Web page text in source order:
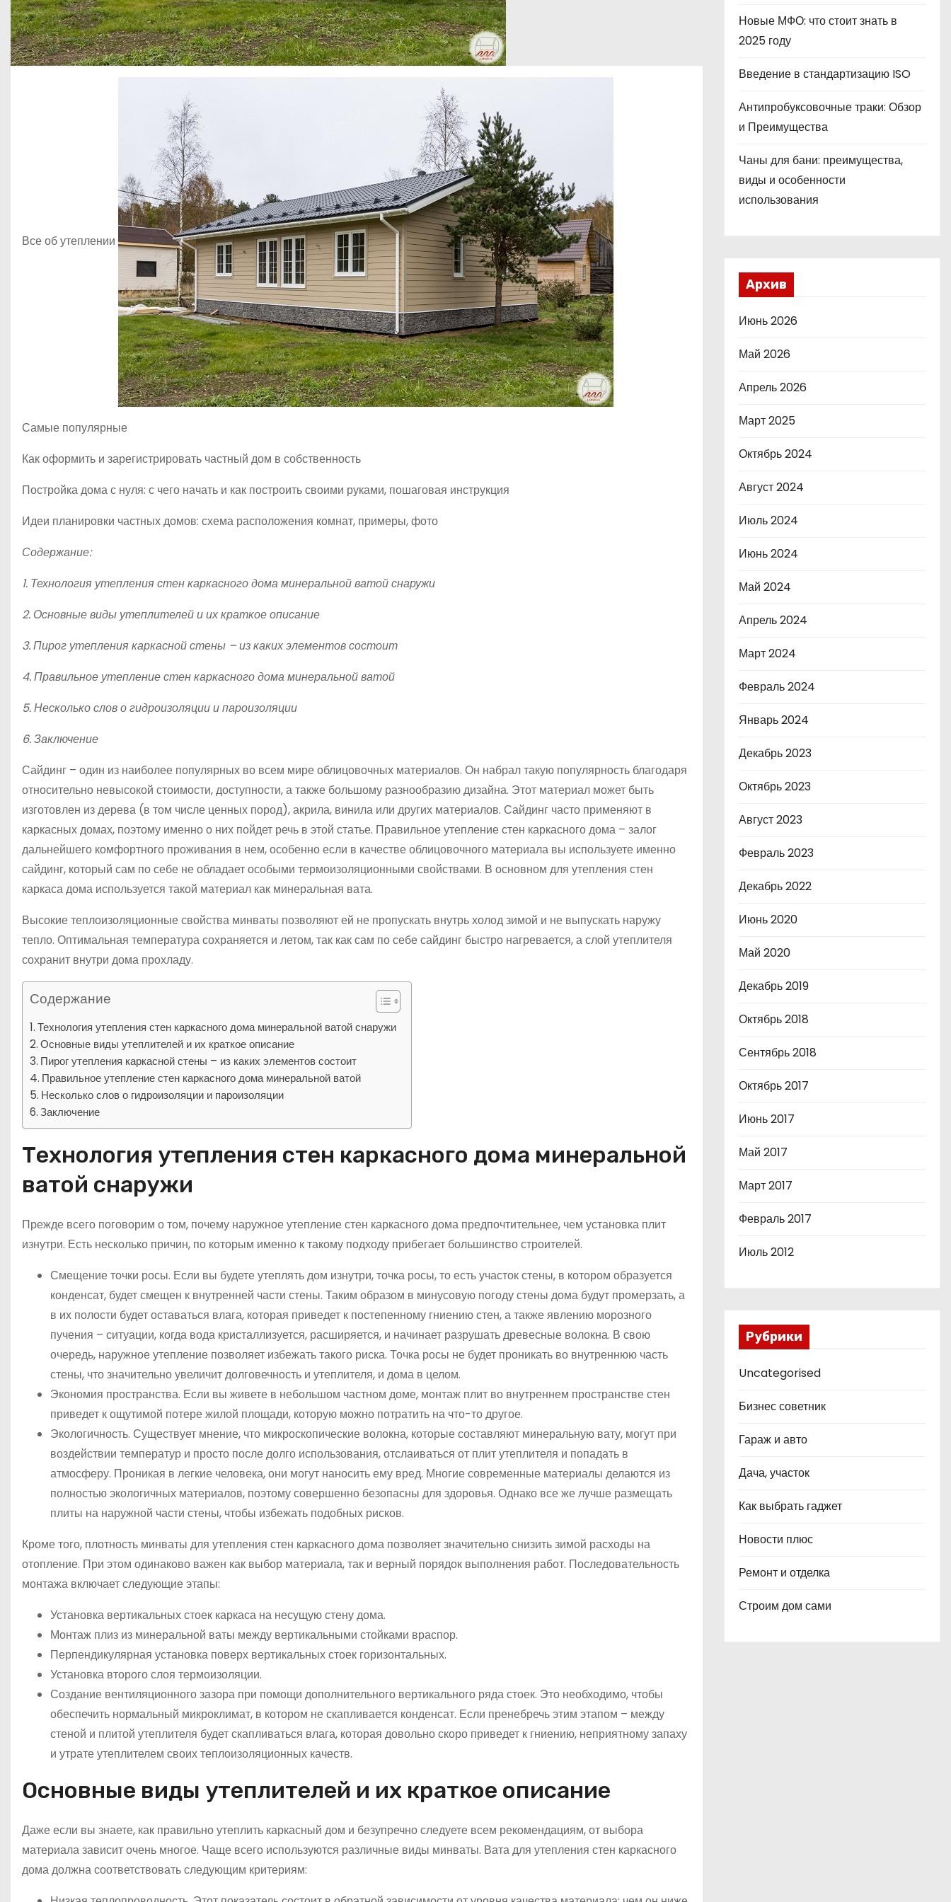
Все об утеплении
Самые популярные
Как оформить и зарегистрировать частный дом в собственность
Постройка дома с нуля: с чего начать и как построить своими руками, пошаговая инструкция
Идеи планировки частных домов: схема расположения комнат, примеры, фото
Содержание:
1. Технология утепления стен каркасного дома минеральной ватой снаружи
2. Основные виды утеплителей и их краткое описание
3. Пирог утепления каркасной стены – из каких элементов состоит
4. Правильное утепление стен каркасного дома минеральной ватой
5. Несколько слов о гидроизоляции и пароизоляции
6. Заключение
Сайдинг – один из наиболее популярных во всем мире облицовочных материалов. Он набрал такую популярность благодаря
относительно невысокой стоимости, доступности, а также большому разнообразию дизайна. Этот материал может быть
изготовлен из дерева (в том числе ценных пород), акрила, винила или других материалов. Сайдинг часто применяют в
каркасных домах, поэтому именно о них пойдет речь в этой статье. Правильное утепление стен каркасного дома – залог
дальнейшего комфортного проживания в нем, особенно если в качестве облицовочного материала вы используете именно
сайдинг, который сам по себе не обладает особыми термоизоляционными свойствами. В основном для утепления стен
каркаса дома используется такой материал как минеральная вата.
Высокие теплоизоляционные свойства минваты позволяют ей не пропускать внутрь холод зимой и не выпускать наружу
тепло. Оптимальная температура сохраняется и летом, так как сам по себе сайдинг быстро нагревается, а слой утеплителя
сохранит внутри дома прохладу.
Содержание
Технология утепления стен каркасного дома минеральной ватой снаружи
Основные виды утеплителей и их краткое описание
Пирог утепления каркасной стены – из каких элементов состоит
Правильное утепление стен каркасного дома минеральной ватой
Несколько слов о гидроизоляции и пароизоляции
Заключение
Технология утепления стен каркасного дома минеральной
ватой снаружи
Прежде всего поговорим о том, почему наружное утепление стен каркасного дома предпочтительнее, чем установка плит
изнутри. Есть несколько причин, по которым именно к такому подходу прибегает большинство строителей.
Смещение точки росы. Если вы будете утеплять дом изнутри, точка росы, то есть участок стены, в котором образуется
конденсат, будет смещен к внутренней части стены. Таким образом в минусовую погоду стены дома будут промерзать, а
в их полости будет оставаться влага, которая приведет к постепенному гниению стен, а также явлению морозного
пучения – ситуации, когда вода кристаллизуется, расширяется, и начинает разрушать древесные волокна. В свою
очередь, наружное утепление позволяет избежать такого риска. Точка росы не будет проникать во внутреннюю часть
стены, что значительно увеличит долговечность и утеплителя, и дома в целом.
Экономия пространства. Если вы живете в небольшом частном доме, монтаж плит во внутреннем пространстве стен
приведет к ощутимой потере жилой площади, которую можно потратить на что-то другое.
Экологичность. Существует мнение, что микроскопические волокна, которые составляют минеральную вату, могут при
воздействии температур и просто после долго использования, отслаиваться от плит утеплителя и попадать в
атмосферу. Проникая в легкие человека, они могут наносить ему вред. Многие современные материалы делаются из
полностью экологичных материалов, поэтому совершенно безопасны для здоровья. Однако все же лучше размещать
плиты на наружной части стены, чтобы избежать подобных рисков.
Кроме того, плотность минваты для утепления стен каркасного дома позволяет значительно снизить зимой расходы на
отопление. При этом одинаково важен как выбор материала, так и верный порядок выполнения работ. Последовательность
монтажа включает следующие этапы:
Установка вертикальных стоек каркаса на несущую стену дома.
Монтаж плиз из минеральной ваты между вертикальными стойками враспор.
Перпендикулярная установка поверх вертикальных стоек горизонтальных.
Установка второго слоя термоизоляции.
Создание вентиляционного зазора при помощи дополнительного вертикального ряда стоек. Это необходимо, чтобы
обеспечить нормальный микроклимат, в котором не скапливается конденсат. Если пренебречь этим этапом – между
стеной и плитой утеплителя будет скапливаться влага, которая довольно скоро приведет к гниению, неприятному запаху
и утрате утеплителем своих теплоизоляционных качеств.
Основные виды утеплителей и их краткое описание
Даже если вы знаете, как правильно утеплить каркасный дом и безупречно следуете всем рекомендациям, от выбора
материала зависит очень многое. Чаще всего используются различные виды минваты. Вата для утепления стен каркасного
дома должна соответствовать следующим критериям:
Новые МФО: что стоит знать в
2025 году
Введение в стандартизацию ISO
Антипробуксовочные траки: Обзор
и Преимущества
Чаны для бани: преимущества,
виды и особенности
использования
Архив
Июнь 2026
Май 2026
Апрель 2026
Март 2025
Октябрь 2024
Август 2024
Июль 2024
Июнь 2024
Май 2024
Апрель 2024
Март 2024
Февраль 2024
Январь 2024
Декабрь 2023
Октябрь 2023
Август 2023
Февраль 2023
Декабрь 2022
Июнь 2020
Май 2020
Декабрь 2019
Октябрь 2018
Сентябрь 2018
Октябрь 2017
Июнь 2017
Май 2017
Март 2017
Февраль 2017
Июль 2012
Рубрики
Uncategorised
Бизнес советник
Гараж и авто
Дача, участок
Как выбрать гаджет
Новости плюс
Ремонт и отделка
Строим дом сами